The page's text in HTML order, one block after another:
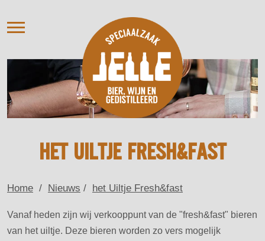
VERHUUR
OVER ONS
NIEUWS
AGENDA / PROEVERIJ
CONTACT
HET UILTJE FRESH&FAST
Home / Nieuws / het Uiltje Fresh&fast
Vanaf heden zijn wij verkooppunt van de "fresh&fast" bieren
van het uiltje. Deze bieren worden zo vers mogelijk